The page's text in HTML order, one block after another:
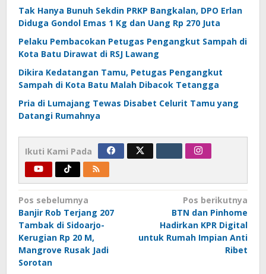
Tak Hanya Bunuh Sekdin PRKP Bangkalan, DPO Erlan
Diduga Gondol Emas 1 Kg dan Uang Rp 270 Juta
Pelaku Pembacokan Petugas Pengangkut Sampah di
Kota Batu Dirawat di RSJ Lawang
Dikira Kedatangan Tamu, Petugas Pengangkut
Sampah di Kota Batu Malah Dibacok Tetangga
Pria di Lumajang Tewas Disabet Celurit Tamu yang
Datangi Rumahnya
Ikuti Kami Pada
Navigasi
pos
Pos sebelumnya
Banjir Rob Terjang 207
Tambak di Sidoarjo-
Kerugian Rp 20 M,
Mangrove Rusak Jadi
Sorotan
Pos berikutnya
BTN dan Pinhome
Hadirkan KPR Digital
untuk Rumah Impian Anti
Ribet